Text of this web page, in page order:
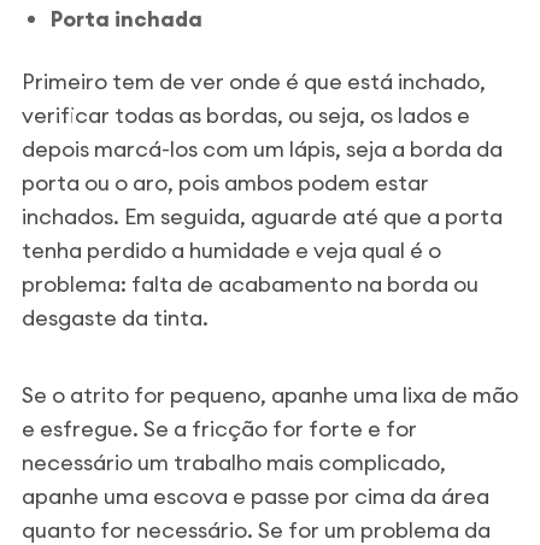
Porta inchada
Primeiro tem de ver onde é que está inchado,
verificar todas as bordas, ou seja, os lados e
depois marcá-los com um lápis, seja a borda da
porta ou o aro, pois ambos podem estar
inchados. Em seguida, aguarde até que a porta
tenha perdido a humidade e veja qual é o
problema: falta de acabamento na borda ou
desgaste da tinta.
Se o atrito for pequeno, apanhe uma lixa de mão
e esfregue. Se a fricção for forte e for
necessário um trabalho mais complicado,
apanhe uma escova e passe por cima da área
quanto for necessário. Se for um problema da